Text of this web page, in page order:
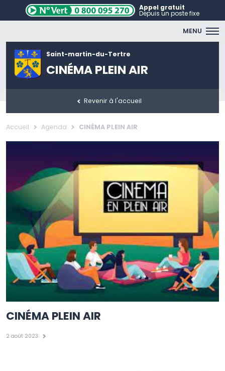
Appel gratuit
Depuis un poste fixe
MENU
Saint-martin-du-Tertre
CINÉMA PLEIN AIR
Revenir à l'accueil
Accueil Agenda CINÉMA PLEIN AIR
CINÉMA PLEIN AIR
2 août 2023